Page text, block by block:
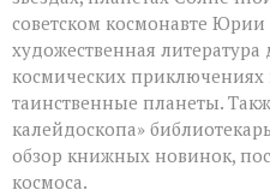
советском космонавте Юрии
художественная
космических приключениях
таинственные планеты.
калейдоскопа»
обзор книжных новинок,
космоса.